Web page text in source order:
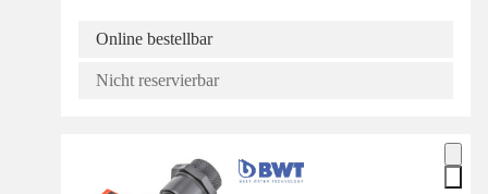
Online bestellbar
Nicht reservierbar